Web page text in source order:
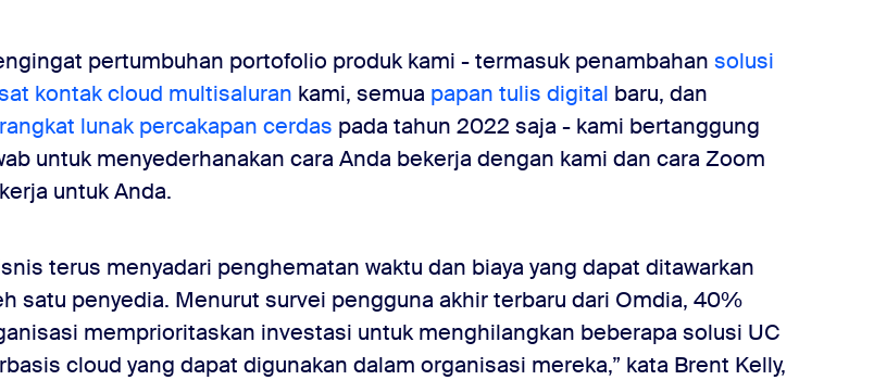
pertumbuhan portofolio produk kami - termasuk penambahan solusi
kontak cloud multisaluran kami, semua papan tulis digital baru, dan
lunak percakapan cerdas pada tahun 2022 saja - kami bertanggung
untuk menyederhanakan cara Anda bekerja dengan kami dan cara Zoom
untuk Anda.
terus menyadari penghematan waktu dan biaya yang dapat ditawarkan
satu penyedia. Menurut survei pengguna akhir terbaru dari Omdia, 40%
memprioritaskan investasi untuk menghilangkan beberapa solusi UC
cloud yang dapat digunakan dalam organisasi mereka,” kata Brent Kelly,